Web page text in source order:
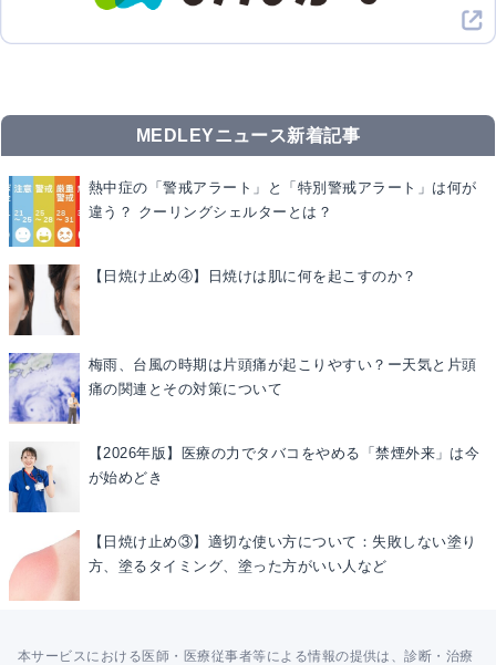
MEDLEYニュース新着記事
熱中症の「警戒アラート」と「特別警戒アラート」は何が
違う？ クーリングシェルターとは？
【日焼け止め④】日焼けは肌に何を起こすのか？
梅雨、台風の時期は片頭痛が起こりやすい？ー天気と片頭
痛の関連とその対策について
【2026年版】医療の力でタバコをやめる「禁煙外来」は今
が始めどき
【日焼け止め③】適切な使い方について：失敗しない塗り
方、塗るタイミング、塗った方がいい人など
本サービスにおける医師・医療従事者等による情報の提供は、診断・治療